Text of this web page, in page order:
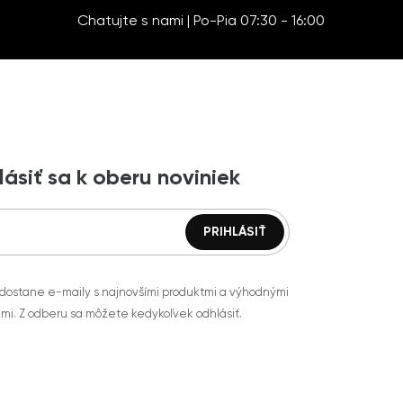
Chatujte s nami | Po-Pia 07:30 - 16:00
sa k oberu noviniek
e-maily s najnovšími produktmi a výhodnými
Z odberu sa môžete kedykoľvek odhlásiť.